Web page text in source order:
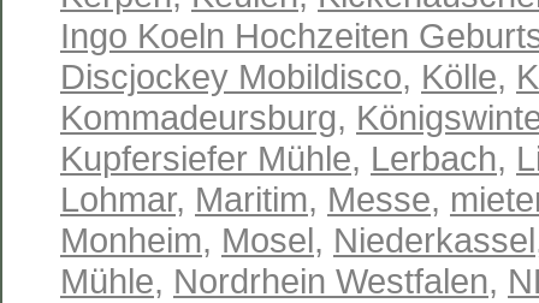
Ingo Koeln Hochzeiten
Discjockey Mobildisco, Kölle,
Kommadeursburg,
Kupfersiefer Mühle, Lerbach,
Lohmar, Maritim, Messe,
Monheim, Mosel, Niederkassel
Mühle, Nordrhein Westfalen,